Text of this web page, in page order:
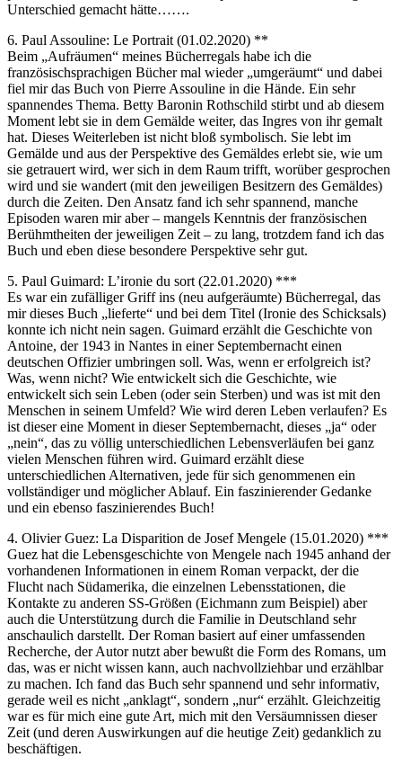
Unterschied gemacht hätte…….
6. Paul Assouline: Le Portrait (01.02.2020) **
Beim „Aufräumen“ meines Bücherregals habe ich die
französischsprachigen Bücher mal wieder „umgeräumt“ und dabei
fiel mir das Buch von Pierre Assouline in die Hände. Ein sehr
spannendes Thema. Betty Baronin Rothschild stirbt und ab diesem
Moment lebt sie in dem Gemälde weiter, das Ingres von ihr gemalt
hat. Dieses Weiterleben ist nicht bloß symbolisch. Sie lebt im
Gemälde und aus der Perspektive des Gemäldes erlebt sie, wie um
sie getrauert wird, wer sich in dem Raum trifft, worüber gesprochen
wird und sie wandert (mit den jeweiligen Besitzern des Gemäldes)
durch die Zeiten. Den Ansatz fand ich sehr spannend, manche
Episoden waren mir aber – mangels Kenntnis der französischen
Berühmtheiten der jeweiligen Zeit – zu lang, trotzdem fand ich das
Buch und eben diese besondere Perspektive sehr gut.
5. Paul Guimard: L’ironie du sort (22.01.2020) ***
Es war ein zufälliger Griff ins (neu aufgeräumte) Bücherregal, das
mir dieses Buch „lieferte“ und bei dem Titel (Ironie des Schicksals)
konnte ich nicht nein sagen. Guimard erzählt die Geschichte von
Antoine, der 1943 in Nantes in einer Septembernacht einen
deutschen Offizier umbringen soll. Was, wenn er erfolgreich ist?
Was, wenn nicht? Wie entwickelt sich die Geschichte, wie
entwickelt sich sein Leben (oder sein Sterben) und was ist mit den
Menschen in seinem Umfeld? Wie wird deren Leben verlaufen? Es
ist dieser eine Moment in dieser Septembernacht, dieses „ja“ oder
„nein“, das zu völlig unterschiedlichen Lebensverläufen bei ganz
vielen Menschen führen wird. Guimard erzählt diese
unterschiedlichen Alternativen, jede für sich genommenen ein
vollständiger und möglicher Ablauf. Ein faszinierender Gedanke
und ein ebenso faszinierendes Buch!
4. Olivier Guez: La Disparition de Josef Mengele (15.01.2020) ***
Guez hat die Lebensgeschichte von Mengele nach 1945 anhand der
vorhandenen Informationen in einem Roman verpackt, der die
Flucht nach Südamerika, die einzelnen Lebensstationen, die
Kontakte zu anderen SS-Größen (Eichmann zum Beispiel) aber
auch die Unterstützung durch die Familie in Deutschland sehr
anschaulich darstellt. Der Roman basiert auf einer umfassenden
Recherche, der Autor nutzt aber bewußt die Form des Romans, um
das, was er nicht wissen kann, auch nachvollziehbar und erzählbar
zu machen. Ich fand das Buch sehr spannend und sehr informativ,
gerade weil es nicht „anklagt“, sondern „nur“ erzählt. Gleichzeitig
war es für mich eine gute Art, mich mit den Versäumnissen dieser
Zeit (und deren Auswirkungen auf die heutige Zeit) gedanklich zu
beschäftigen.